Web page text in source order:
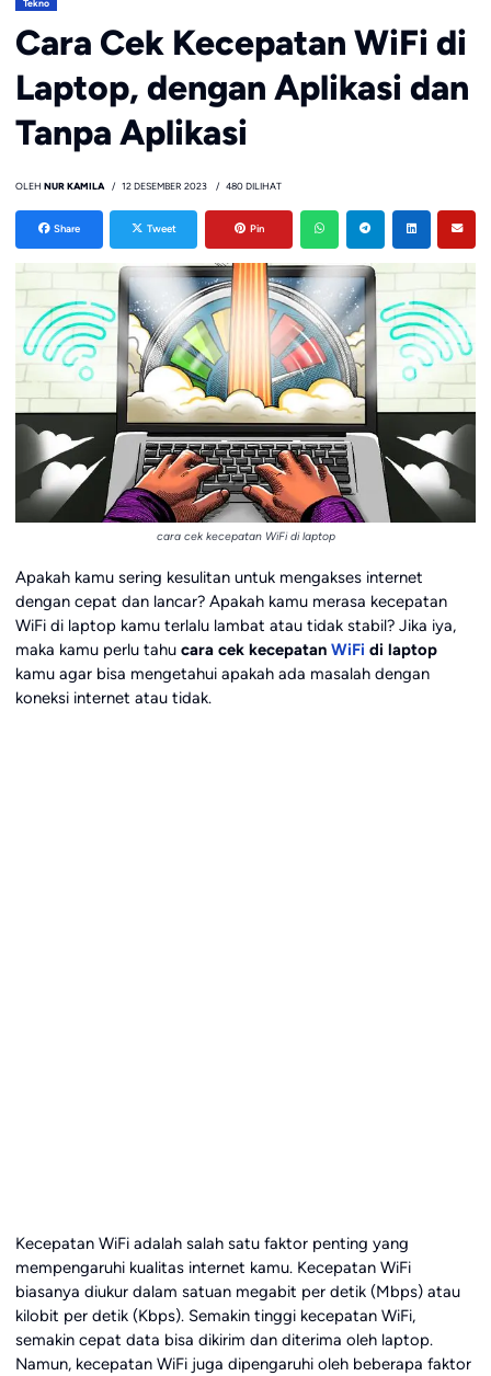
Tekno
Cara Cek Kecepatan WiFi di
Laptop, dengan Aplikasi dan
Tanpa Aplikasi
OLEH NUR KAMILA 12 DESEMBER 2023 480 DILIHAT
Share Tweet Pin
cara cek kecepatan WiFi di laptop
Apakah kamu sering kesulitan untuk mengakses internet
dengan cepat dan lancar? Apakah kamu merasa kecepatan
WiFi di laptop kamu terlalu lambat atau tidak stabil? Jika iya,
maka kamu perlu tahu cara cek kecepatan WiFi di laptop
kamu agar bisa mengetahui apakah ada masalah dengan
koneksi internet atau tidak.
Kecepatan WiFi adalah salah satu faktor penting yang
mempengaruhi kualitas internet kamu. Kecepatan WiFi
biasanya diukur dalam satuan megabit per detik (Mbps) atau
kilobit per detik (Kbps). Semakin tinggi kecepatan WiFi,
semakin cepat data bisa dikirim dan diterima oleh laptop.
Namun, kecepatan WiFi juga dipengaruhi oleh beberapa faktor